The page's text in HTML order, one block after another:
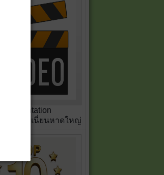
Presentation
เครดิตยูเนี่ยนหาดใหญ่